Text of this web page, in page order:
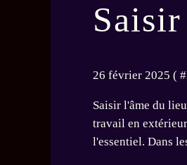
26 février 2025 ( #
Saisir l'âme du
travail en
l'essentiel. Dans